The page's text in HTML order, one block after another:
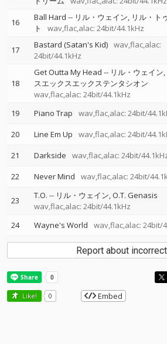
16 Ball Hard -- リル・ウェイン リル・ト
ト
wav,flac,alac: 24bit/44.1kHz
17 Bastard (Satan's Kid) wav,flac,alac:
24bit/44.1kHz
18
Get Outta My Head -- リル・ウェイン
スエックスエックステンタシオン
wav,flac,alac: 24bit/44.1kHz
19 Piano Trap wav,flac,alac: 24bit/
20
Line Em Up wav,flac,alac: 24bit/
21
Darkside wav,flac,alac: 24bit/
22
Never Mind wav,flac,alac: 24bit/
23 T.O. -- リル・ウェイン O.T. Genasis
wav,flac,alac: 24bit/44.1kHz
24 Wayne's World wav,flac,alac: 24bit/
Report about
Like! 0 Embed